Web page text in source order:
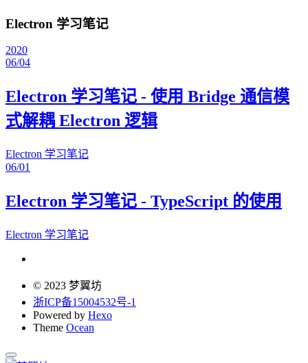
Electron 学习笔记
2020
06/04
Electron 学习笔记 - 使用 Bridge 通信模
式解耦 Electron 逻辑
Electron 学习笔记
06/01
Electron 学习笔记 - TypeScript 的使用
Electron 学习笔记
© 2023 梦翼坊
浙ICP备15004532号-1
Powered by Hexo
Theme Ocean